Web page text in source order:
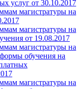
услуг от 30.10.2017
магистратуры на
магистратуры на
от 19.08.2017
магистратуры на
обучения на
магистратуры на